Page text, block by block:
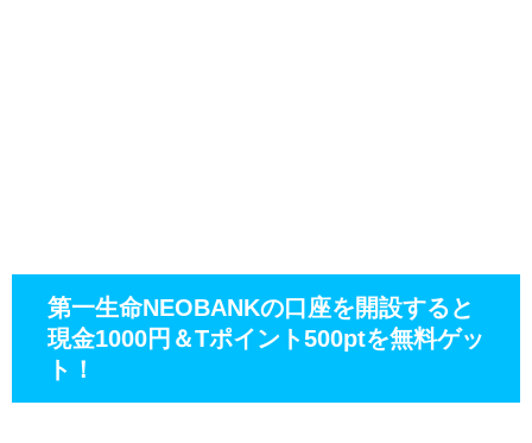
第一生命NEOBANKの口座を開設すると
現金1000円＆Tポイント500ptを無料ゲッ
ト！